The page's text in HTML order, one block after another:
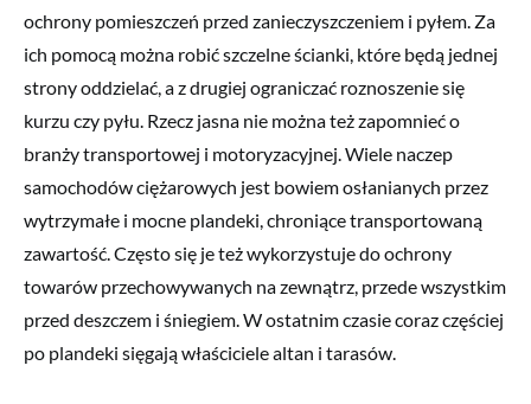
ochrony pomieszczeń przed zanieczyszczeniem i pyłem. Za
ich pomocą można robić szczelne ścianki, które będą jednej
strony oddzielać, a z drugiej ograniczać roznoszenie się
kurzu czy pyłu. Rzecz jasna nie można też zapomnieć o
branży transportowej i motoryzacyjnej. Wiele naczep
samochodów ciężarowych jest bowiem osłanianych przez
wytrzymałe i mocne plandeki, chroniące transportowaną
zawartość. Często się je też wykorzystuje do ochrony
towarów przechowywanych na zewnątrz, przede wszystkim
przed deszczem i śniegiem. W ostatnim czasie coraz częściej
po plandeki sięgają właściciele altan i tarasów.